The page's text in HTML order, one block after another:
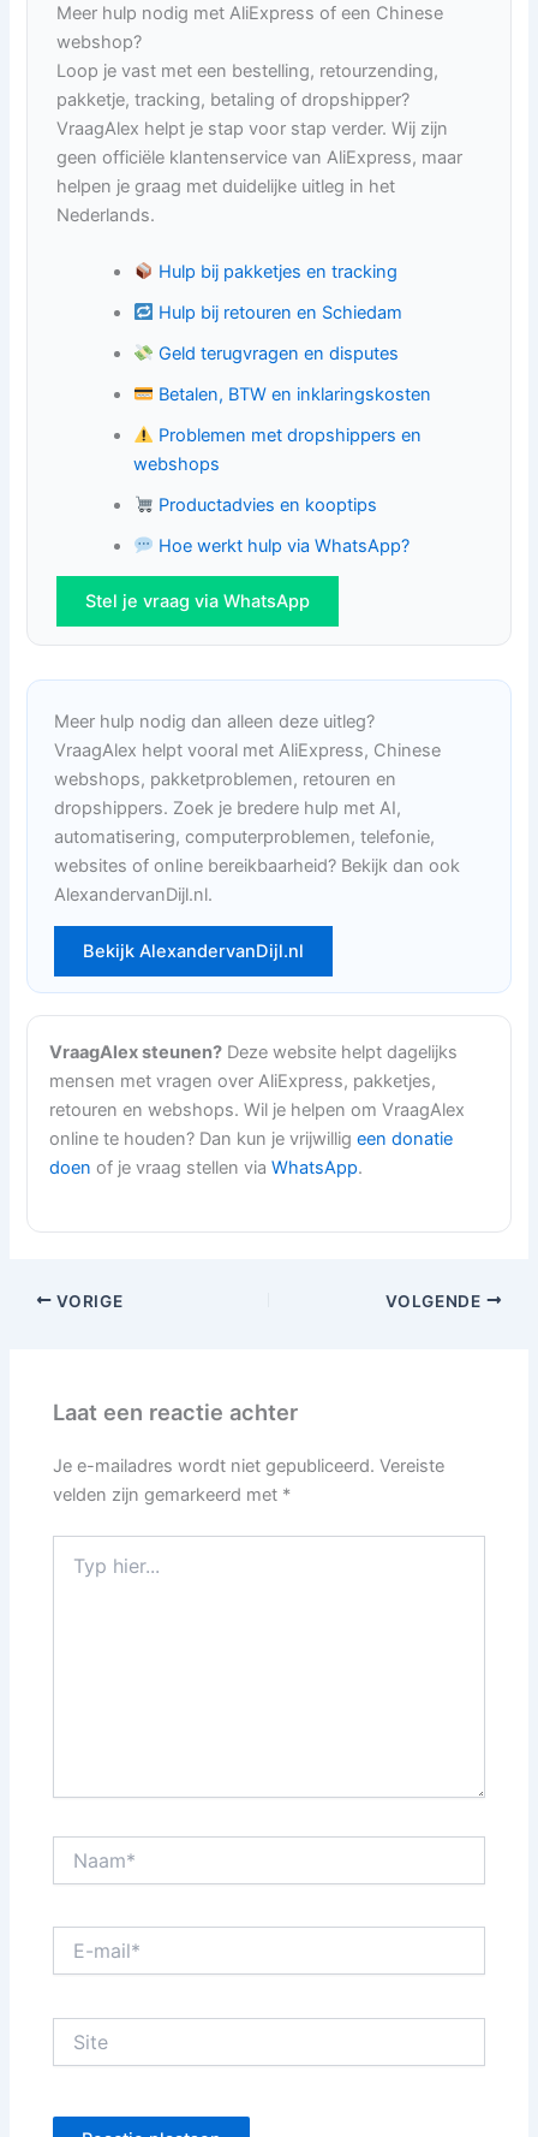
Meer hulp nodig met AliExpress of een Chinese
webshop?
Loop je vast met een bestelling, retourzending,
pakketje, tracking, betaling of dropshipper?
VraagAlex helpt je stap voor stap verder. Wij zijn
geen officiële klantenservice van AliExpress, maar
helpen je graag met duidelijke uitleg in het
Nederlands.
Hulp bij pakketjes en tracking
Hulp bij retouren en Schiedam
Geld terugvragen en disputes
Betalen, BTW en inklaringskosten
Problemen met dropshippers en
webshops
Productadvies en kooptips
Hoe werkt hulp via WhatsApp?
Stel je vraag via WhatsApp
Meer hulp nodig dan alleen deze uitleg?
VraagAlex helpt vooral met AliExpress, Chinese
webshops, pakketproblemen, retouren en
dropshippers. Zoek je bredere hulp met AI,
automatisering, computerproblemen, telefonie,
websites of online bereikbaarheid? Bekijk dan ook
AlexandervanDijl.nl.
Bekijk AlexandervanDijl.nl
VraagAlex steunen? Deze website helpt dagelijks
mensen met vragen over AliExpress, pakketjes,
retouren en webshops. Wil je helpen om VraagAlex
online te houden? Dan kun je vrijwilligeen donatie
doen of je vraag stellen viaWhatsApp.
VORIGE VOLGENDE
Laat een reactie achter
Je e-mailadres wordt niet gepubliceerd. Vereiste
velden zijn gemarkeerd met *
hier...
mail*